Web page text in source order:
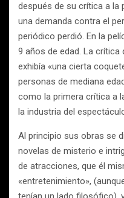
después de su crítica a la
una demanda contra el
periódico perdió. En la
9 años de edad. La crítica
exhibía «una cierta
personas de mediana
como la primera crítica a
la industria del
Al principio sus obras se
novelas de misterio e
de atracciones, que él
«entretenimiento»,